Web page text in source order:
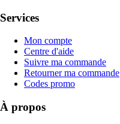
Services
Mon compte
Centre d'aide
Suivre ma commande
Retourner ma commande
Codes promo
À propos